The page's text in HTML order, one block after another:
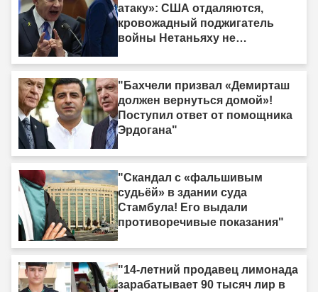
атаку»: США отдаляются,
кровожадный поджигатель
войны Нетаньяху не
"Бахчели призвал «Демирташ
должен вернуться домой»!
Поступил ответ от помощника
Эрдогана"
"Скандал с «фальшивым
судьёй» в здании суда
Стамбула! Его выдали
противоречивые показания"
"14-летний продавец лимонада
зарабатывает 90 тысяч лир в